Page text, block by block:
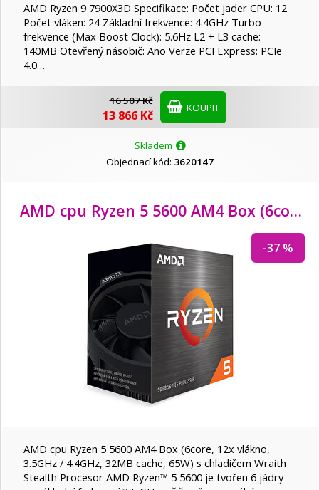
AMD Ryzen 9 7900X3D Specifikace: Počet jader CPU: 12
Počet vláken: 24 Základní frekvence: 4.4GHz Turbo
frekvence (Max Boost Clock): 5.6Hz L2 + L3 cache:
140MB Otevřený násobič: Ano Verze PCI Express: PCIe
4.0…
16 507 Kč
13 866 Kč KOUPIT
Skladem
Objednací kód: 3620147
AMD cpu Ryzen 5 5600 AM4 Box (6core, 12x vlákno, 3.5GHz / 4.4GHz, 32MB cache, 65W) s chladičem Wraith Stealth
-37 %
AMD cpu Ryzen 5 5600 AM4 Box (6core, 12x vlákno,
3.5GHz / 4.4GHz, 32MB cache, 65W) s chladičem Wraith
Stealth Procesor AMD Ryzen™ 5 5600 je tvořen 6 jádry